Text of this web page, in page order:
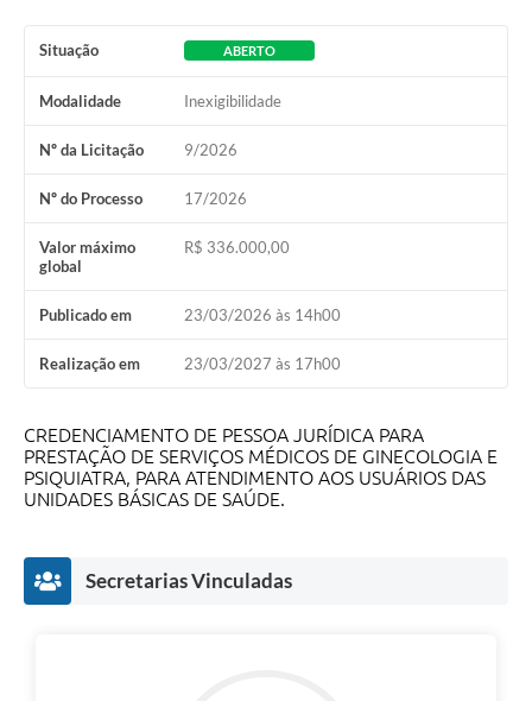
Galeria de Fotos
Contratos
Audiências Públicas
Arquivos para Download
Contas Públicas
Links
Telefones Úteis
Transparência
SIC
Situação ABERTO
Modalidade Inexigibilidade
Nº da Licitação 9/2026
Nº do Processo 17/2026
Valor máximo
global
R$ 336.000,00
Publicado em 23/03/2026 às 14h00
Realização em 23/03/2027 às 17h00
CREDENCIAMENTO DE PESSOA JURÍDICA PARA
PRESTAÇÃO DE SERVIÇOS MÉDICOS DE GINECOLOGIA E
PSIQUIATRA, PARA ATENDIMENTO AOS USUÁRIOS DAS
UNIDADES BÁSICAS DE SAÚDE.
Secretarias Vinculadas